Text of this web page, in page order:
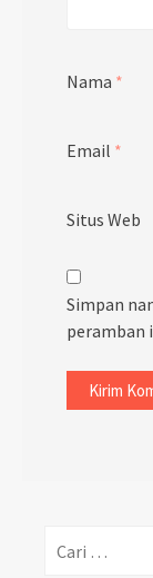
Nama *
Email *
Situs Web
Simpan
peramban
untuk: